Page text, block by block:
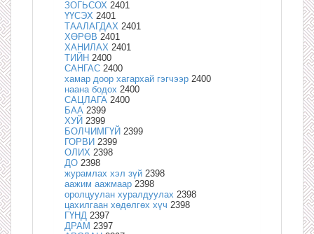
ЗОГЬСОХ 2401
ҮҮСЭХ 2401
ТААЛАГДАХ 2401
ХӨРӨВ 2401
ХАНИЛАХ 2401
ТИЙН 2400
САНГАС 2400
хамар доор хагархай гэгчээр 2400
наана бодох 2400
САЦЛАГА 2400
БАА 2399
ХУЙ 2399
БОЛЧИМГҮЙ 2399
ГОРВИ 2399
ОЛИХ 2398
ДО 2398
журамлах хэл зүй 2398
аажим аажмаар 2398
оролцуулан хуралдуулах 2398
цахилгаан хөдөлгөх хүч 2398
ГҮНД 2397
ДРАМ 2397